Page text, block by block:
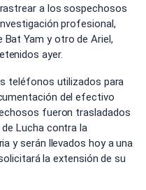
a los sospechosos
profesional,
Yam y otro de Ariel,
ayer.
teléfonos utilizados para
del efectivo
fueron trasladados
Lucha contra la
y serán llevados hoy a una
la extensión de su